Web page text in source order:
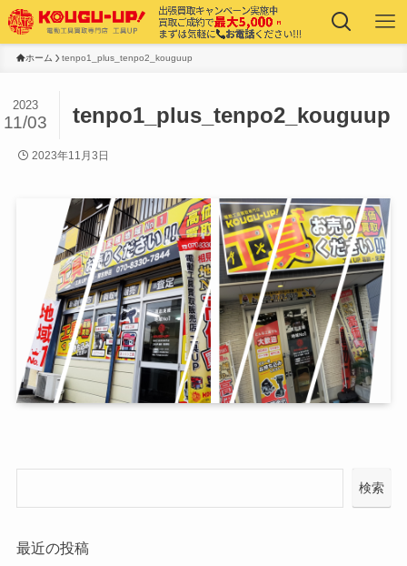
ホーム tenpo1_plus_tenpo2_kouguup
tenpo1_plus_tenpo2_kouguup
2023
11/03
2023年11月3日
検索
最近の投稿